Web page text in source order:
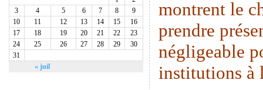
« juil
3
4 5 6 7 8
9
10
11 12 13 14 15
16
17
18 19 20 21 22
23
24
25 26 27 28 29
30
31
montrent le
prendre
négligeable
institutions à